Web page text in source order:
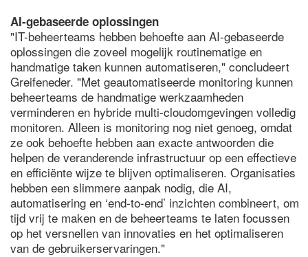
AI-gebaseerde oplossingen
"IT-beheerteams hebben behoefte aan AI-gebaseerde
oplossingen die zoveel mogelijk routinematige en
handmatige taken kunnen automatiseren," concludeert
Greifeneder. "Met geautomatiseerde monitoring kunnen
beheerteams de handmatige werkzaamheden
verminderen en hybride multi-cloudomgevingen volledig
monitoren. Alleen is monitoring nog niet genoeg, omdat
ze ook behoefte hebben aan exacte antwoorden die
helpen de veranderende infrastructuur op een effectieve
en efficiënte wijze te blijven optimaliseren. Organisaties
hebben een slimmere aanpak nodig, die AI,
automatisering en ‘end-to-end’ inzichten combineert, om
tijd vrij te maken en de beheerteams te laten focussen
op het versnellen van innovaties en het optimaliseren
van de gebruikerservaringen."